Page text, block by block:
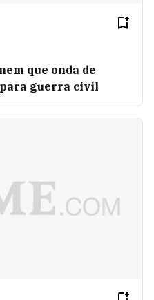
que onda de
guerra civil